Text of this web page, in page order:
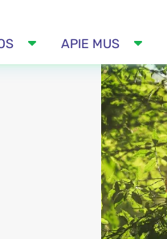
APIE MUS